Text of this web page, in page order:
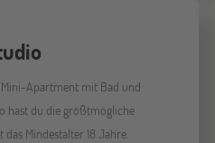
Apartment mit Bad und
hast du die größtmögliche
Mindestalter 18 Jahre.